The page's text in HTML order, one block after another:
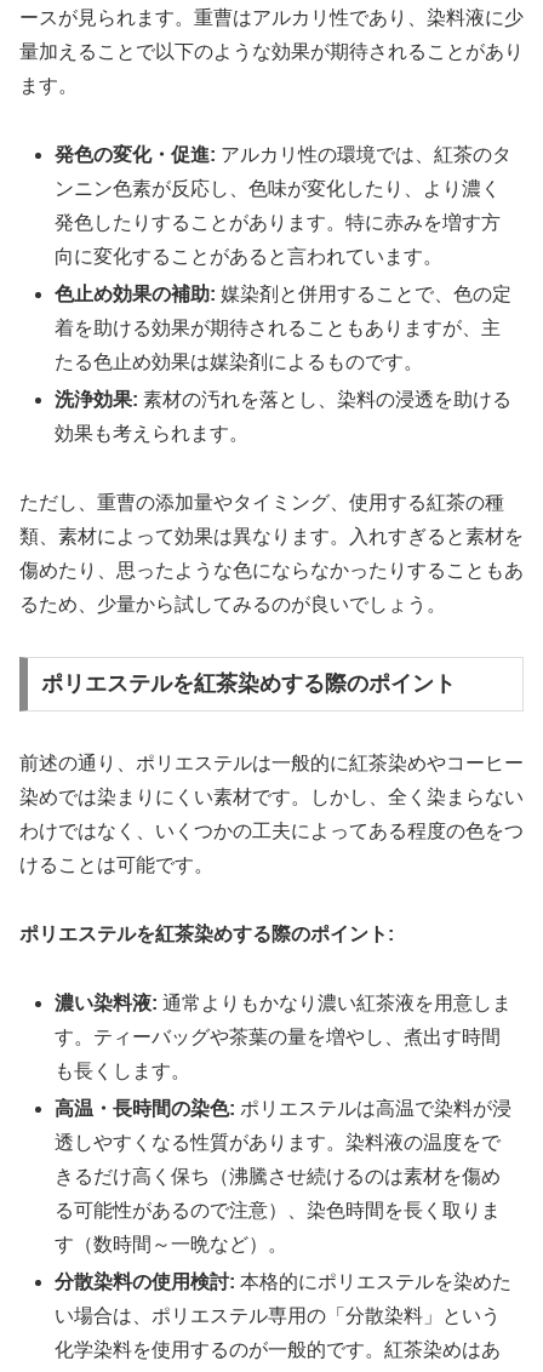
ースが見られます。重曹はアルカリ性であり、染料液に少
量加えることで以下のような効果が期待されることがあり
ます。
発色の変化・促進: アルカリ性の環境では、紅茶のタ
ンニン色素が反応し、色味が変化したり、より濃く
発色したりすることがあります。特に赤みを増す方
向に変化することがあると言われています。
色止め効果の補助: 媒染剤と併用することで、色の定
着を助ける効果が期待されることもありますが、主
たる色止め効果は媒染剤によるものです。
洗浄効果: 素材の汚れを落とし、染料の浸透を助ける
効果も考えられます。
ただし、重曹の添加量やタイミング、使用する紅茶の種
類、素材によって効果は異なります。入れすぎると素材を
傷めたり、思ったような色にならなかったりすることもあ
るため、少量から試してみるのが良いでしょう。
ポリエステルを紅茶染めする際のポイント
前述の通り、ポリエステルは一般的に紅茶染めやコーヒー
染めでは染まりにくい素材です。しかし、全く染まらない
わけではなく、いくつかの工夫によってある程度の色をつ
けることは可能です。
ポリエステルを紅茶染めする際のポイント:
濃い染料液: 通常よりもかなり濃い紅茶液を用意しま
す。ティーバッグや茶葉の量を増やし、煮出す時間
も長くします。
高温・長時間の染色: ポリエステルは高温で染料が浸
透しやすくなる性質があります。染料液の温度をで
きるだけ高く保ち（沸騰させ続けるのは素材を傷め
る可能性があるので注意）、染色時間を長く取りま
す（数時間～一晩など）。
分散染料の使用検討: 本格的にポリエステルを染めた
い場合は、ポリエステル専用の「分散染料」という
化学染料を使用するのが一般的です。紅茶染めはあ